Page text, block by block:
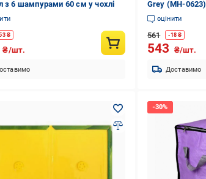
з 6 шампурами 60 см у чохлі
₴
₴/шт.
Grey (MH-0623)
оцінити
561 -18₴
543 ₴/шт.
Доставимо